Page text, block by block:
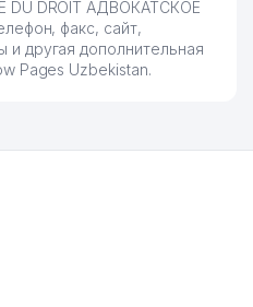
DU DROIT АДВОКАТСКОЕ
факс, сайт,
другая дополнительная
Pages Uzbekistan.